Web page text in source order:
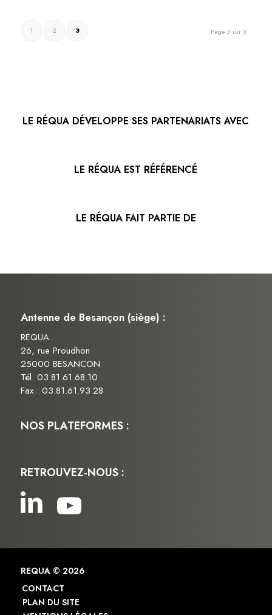
Page 3 sur 3
1 2 3
LE RÉQUA DÉVELOPPE SES PARTENARIATS AVEC
LE RÉQUA EST RÉFÉRENCÉ
LE RÉQUA FAIT PARTIE DE
Antenne de Besançon (siège) :
REQUA
26, rue Proudhon
25000 BESANCON
Tél. 03.81.61.68.10
Fax : 03.81.61.93.28
NOS PLATEFORMES :
RETROUVEZ-NOUS :
REQUA © 2026
CONTACT
PLAN DU SITE